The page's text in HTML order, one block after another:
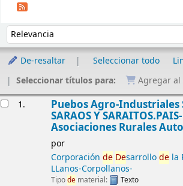
Ordenar por:
De-resaltar Seleccionar todo
Seleccionar títulos para:
Agregar
1. Puebos Agro-Industriales
SARAOS Y
Asociaciones Rurales
por
Corporación de Desarrollodela
LLanos-Corpollanos-
Tipodematerial:
Texto